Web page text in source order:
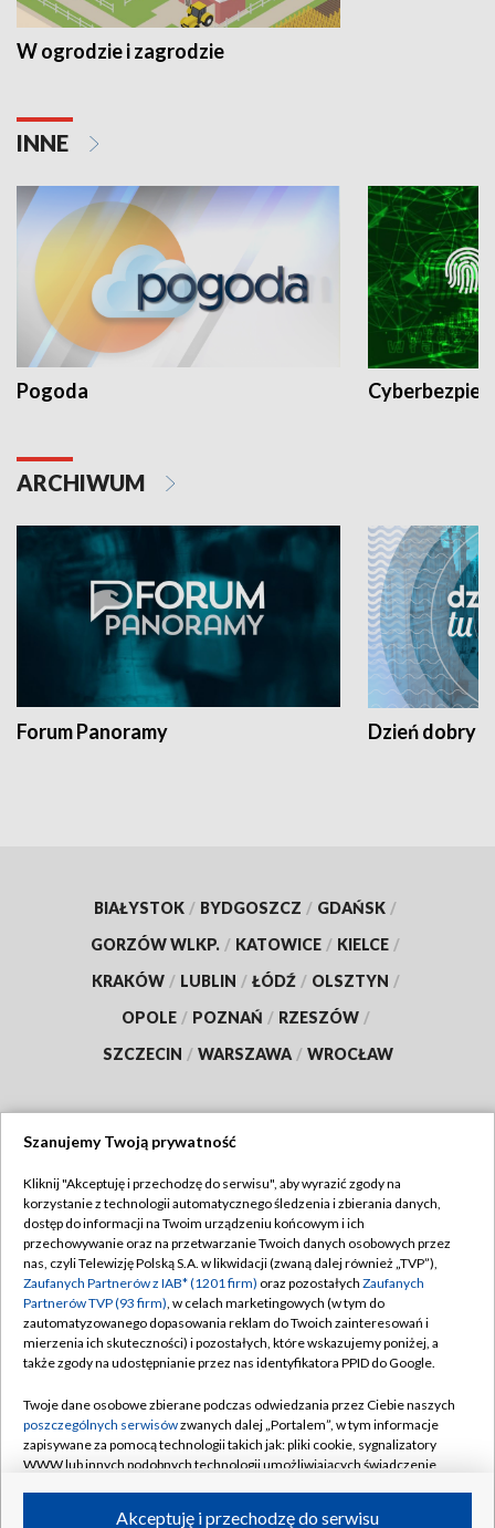
W ogrodzie i zagrodzie
INNE
Pogoda
ARCHIWUM
Forum Panoramy Dzień dobry
BIAŁYSTOK / BYDGOSZCZ / GDAŃSK /
GORZÓW WLKP. / KATOWICE / KIELCE /
KRAKÓW / LUBLIN / ŁÓDŹ / OLSZTYN /
OPOLE / POZNAŃ / RZESZÓW /
SZCZECIN / WARSZAWA / WROCŁAW
TVP
Abonament TVP
Emisja w TVP
Centrum informacji TVP
Naziemna Telewizja Cyfrowa
Rada Programowa
System NOS
Informacje o nadawcy
Regulamin TVP
Polityka prywatności
Moje zgody
Pomoc
Kontakt
Kanały
Szanujemy Twoją prywatność
Kliknij "Akceptuję i przechodzę do serwisu", aby wyrazić zgody na
korzystanie z technologii automatycznego śledzenia i zbierania danych,
dostęp do informacji na Twoim urządzeniu końcowym i ich
przechowywanie oraz na przetwarzanie Twoich danych osobowych przez
nas, czyli Telewizję Polską S.A. w likwidacji (zwaną dalej również „TVP”),
Zaufanych Partnerów z IAB* (1201 firm) oraz pozostałych Zaufanych
Partnerów TVP (93 firm), w celach marketingowych (w tym do
zautomatyzowanego dopasowania reklam do Twoich zainteresowań i
mierzenia ich skuteczności) i pozostałych, które wskazujemy poniżej, a
także zgody na udostępnianie przez nas identyfikatora PPID do Google.
Twoje dane osobowe zbierane podczas odwiedzania przez Ciebie naszych
poszczególnych serwisówzwanych dalej „Portalem”, w tym informacje
zapisywane za pomocą technologii takich jak: pliki cookie, sygnalizatory
WWW lub innych podobnych technologii umożliwiających świadczenie
ruchu w Internecie.Akceptuję i przechodzę do serwisu